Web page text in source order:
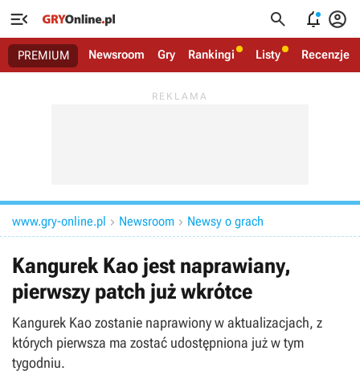
   
PREMIUM Newsroom Gry Rankingi Listy Recenzje
www.gry-online.pl  Newsroom  Newsy o grach
Kangurek Kao jest naprawiany,
pierwszy patch już wkrótce
Kangurek Kao zostanie naprawiony w aktualizacjach, z
których pierwsza ma zostać udostępniona już w tym
tygodniu.